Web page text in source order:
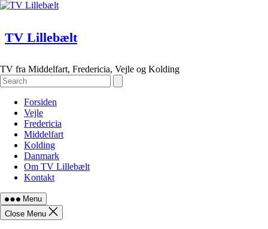
Skip
TV Lillebælt
TV fra Middelfart, Fredericia, Vejle og Kolding
Forsiden
Vejle
Fredericia
Middelfart
Kolding
Danmark
Om TV Lillebælt
Kontakt
Menu
Close Menu